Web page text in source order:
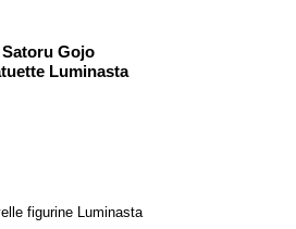
Gojo
Luminasta
figurine Luminasta